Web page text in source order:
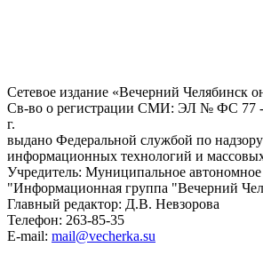
Сетевое издание «Вечерний Челябинск
Cв-во о регистрации СМИ: ЭЛ № ФС 77 -
г.
выдано Федеральной службой по надзору
информационных технологий и
Учредитель: Муниципальное
"Информационная группа "Вечерний
Главный редактор: Д.В. Невзорова
Телефон: 263-85-35
E-mail: mail@vecherka.su